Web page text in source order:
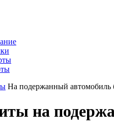
На подержанный автомобиль
на